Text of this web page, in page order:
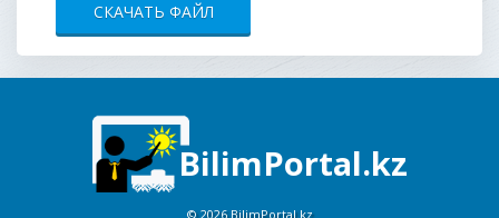
СКАЧАТЬ ФАЙЛ
BilimPortal.kz
©2026 BilimPortal.kz